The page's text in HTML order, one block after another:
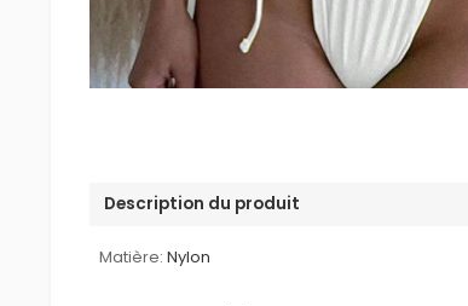
Description du produit
Matière: Nylon